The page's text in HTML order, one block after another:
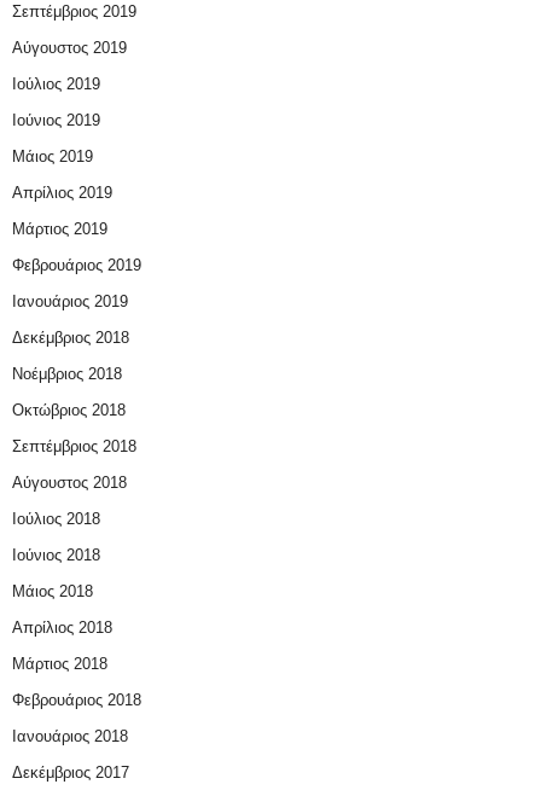
Σεπτέμβριος 2019
Αύγουστος 2019
Ιούλιος 2019
Ιούνιος 2019
Μάιος 2019
Απρίλιος 2019
Μάρτιος 2019
Φεβρουάριος 2019
Ιανουάριος 2019
Δεκέμβριος 2018
Νοέμβριος 2018
Οκτώβριος 2018
Σεπτέμβριος 2018
Αύγουστος 2018
Ιούλιος 2018
Ιούνιος 2018
Μάιος 2018
Απρίλιος 2018
Μάρτιος 2018
Φεβρουάριος 2018
Ιανουάριος 2018
Δεκέμβριος 2017